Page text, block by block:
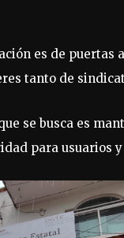
es de
tanto de
se busca es
para usuarios